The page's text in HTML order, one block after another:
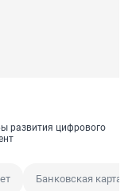
развития цифрового
Банковская карта